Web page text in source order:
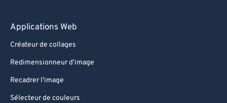
Applications Web
Créateur de collages
Redimensionneur d'image
Recadrer l'image
Sélecteur de couleurs